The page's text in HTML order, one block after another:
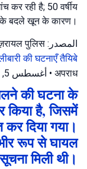
कर रही है; 50 वर्षीय
के बदले खून के कारण।
المصدر: इज़रायल पुलिस
की घटनाएँतैयिबे
अपराध
• أغسطس 5, 2026 at 9:42 م
की घटना के
किया है, जिसमें
दिया गया।
रूप से घायल
मिली थी।